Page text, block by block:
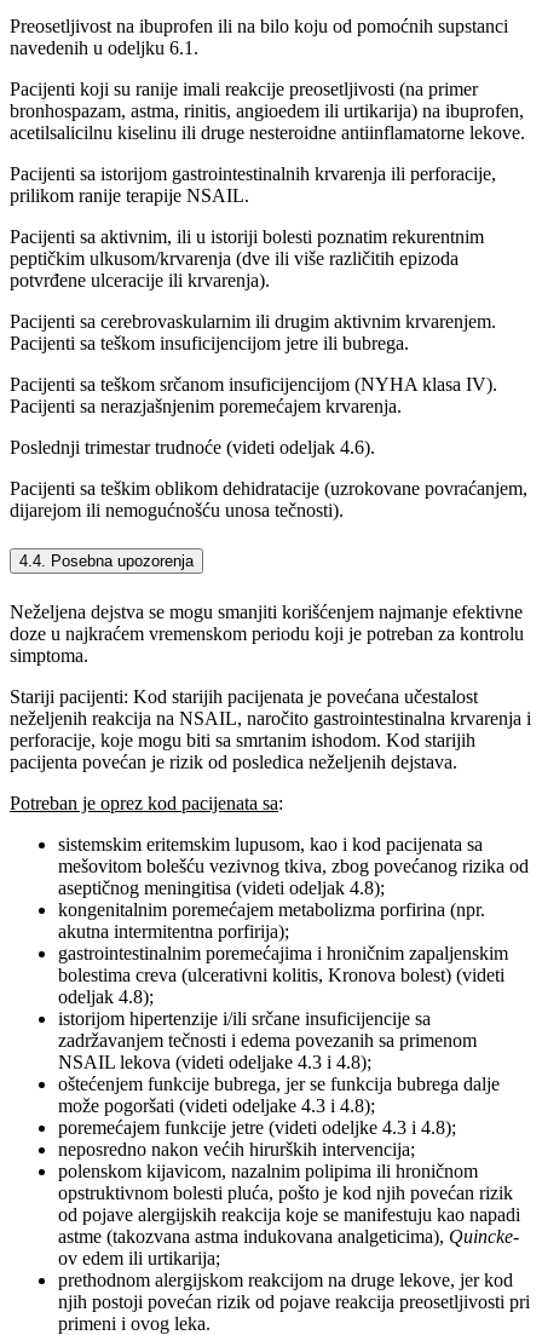
Preosetljivost na ibuprofen ili na bilo koju od pomoćnih supstanci
navedenih u odeljku 6.1.
Pacijenti koji su ranije imali reakcije preosetljivosti (na primer
bronhospazam, astma, rinitis, angioedem ili urtikarija) na ibuprofen,
acetilsalicilnu kiselinu ili druge nesteroidne antiinflamatorne lekove.
Pacijenti sa istorijom gastrointestinalnih krvarenja ili perforacije,
prilikom ranije terapije NSAIL.
Pacijenti sa aktivnim, ili u istoriji bolesti poznatim rekurentnim
peptičkim ulkusom/krvarenja (dve ili više različitih epizoda
potvrđene ulceracije ili krvarenja).
Pacijenti sa cerebrovaskularnim ili drugim aktivnim krvarenjem.
Pacijenti sa teškom insuficijencijom jetre ili bubrega.
Pacijenti sa teškom srčanom insuficijencijom (NYHA klasa IV).
Pacijenti sa nerazjašnjenim poremećajem krvarenja.
Poslednji trimestar trudnoće (videti odeljak 4.6).
Pacijenti sa teškim oblikom dehidratacije (uzrokovane povraćanjem,
dijarejom ili nemogućnošću unosa tečnosti).
4.4. Posebna upozorenja
Neželjena dejstva se mogu smanjiti korišćenjem najmanje efektivne
doze u najkraćem vremenskom periodu koji je potreban za kontrolu
simptoma.
Stariji pacijenti: Kod starijih pacijenata je povećana učestalost
neželjenih reakcija na NSAIL, naročito gastrointestinalna krvarenja i
perforacije, koje mogu biti sa smrtanim ishodom. Kod starijih
pacijenta povećan je rizik od posledica neželjenih dejstava.
Potreban je oprez kod pacijenata sa:
sistemskim eritemskim lupusom, kao i kod pacijenata sa
mešovitom bolešću vezivnog tkiva, zbog povećanog rizika od
aseptičnog meningitisa (videti odeljak 4.8);
kongenitalnim poremećajem metabolizma porfirina (npr.
akutna intermitentna porfirija);
gastrointestinalnim poremećajima i hroničnim zapaljenskim
bolestima creva (ulcerativni kolitis, Kronova bolest) (videti
odeljak 4.8);
istorijom hipertenzije i/ili srčane insuficijencije sa
zadržavanjem tečnosti i edema povezanih sa primenom
NSAIL lekova (videti odeljake 4.3 i 4.8);
oštećenjem funkcije bubrega, jer se funkcija bubrega dalje
može pogoršati (videti odeljake 4.3 i 4.8);
poremećajem funkcije jetre (videti odeljke 4.3 i 4.8);
neposredno nakon većih hirurških intervencija;
polenskom kijavicom, nazalnim polipima ili hroničnom
opstruktivnom bolesti pluća, pošto je kod njih povećan rizik
od pojave alergijskih reakcija koje se manifestuju kao napadi
astme (takozvana astma indukovana analgeticima), Quincke-
ov edem ili urtikarija;
prethodnom alergijskom reakcijom na druge lekove, jer kod
njih postoji povećan rizik od pojave reakcija preosetljivosti pri
primeni i ovog leka.